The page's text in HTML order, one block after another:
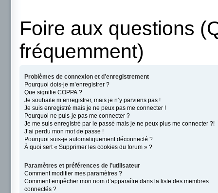
Foire aux questions
fréquemment)
Problèmes de connexion et d’enregistrement
Pourquoi dois-je m’enregistrer ?
Que signifie COPPA ?
Je souhaite m’enregistrer, mais je n’y parviens pas !
Je suis enregistré mais je ne peux pas me connecter !
Pourquoi ne puis-je pas me connecter ?
Je me suis enregistré par le passé mais je ne peux plus me connecter ?!
J’ai perdu mon mot de passe !
Pourquoi suis-je automatiquement déconnecté ?
À quoi sert « Supprimer les cookies du forum » ?
Paramètres et préférences de l’utilisateur
Comment modifier mes paramètres ?
Comment empêcher mon nom d’apparaître dans la liste des membres
connectés ?